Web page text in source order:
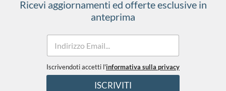
Ricevi aggiornamenti ed offerte esclusive in
anteprima
E
a
i
l
*
T
Iscrivendoti accetti l'informativa sulla privacy
ISCRIVITI